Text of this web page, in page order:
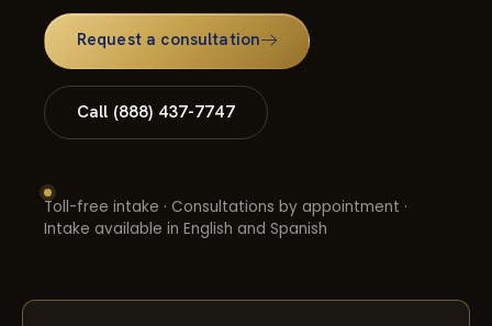
Request a consultation
Call (888) 437-7747
Toll-free intake · Consultations by appointment ·
Intake available in English and Spanish